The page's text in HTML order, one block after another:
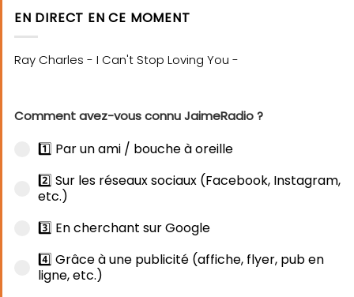
EN DIRECT EN CE MOMENT
Comment avez-vous connu JaimeRadio ?
1️⃣ Par un ami / bouche à oreille
2️⃣ Sur les réseaux sociaux (Facebook, Instagram,
etc.)
3️⃣ En cherchant sur Google
4️⃣ Grâce à une publicité (affiche, flyer, pub en
ligne, etc.)